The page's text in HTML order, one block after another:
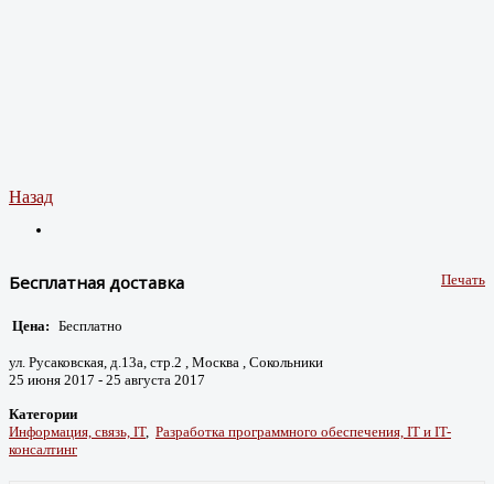
Назад
Печать
Бесплатная доставка
Цена: Бесплатно
ул. Русаковская, д.13а, стр.2 , Москва , Сокольники
25 июня 2017 - 25 августа 2017
Категории
Информация, связь, IT, Разработка программного обеспечения, IT и IT-
консалтинг